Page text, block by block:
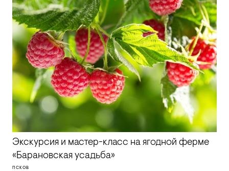
Экскурсия и мастер-класс на ягодной ферме
«Барановская усадьба»
ПСКОВ